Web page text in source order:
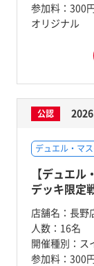
参加料： 300
オリジナル
公認
デュエル・マ
【デュエ
デッキ限定
店舗名： 長野
人数： 16名
開催種別： ス
参加料： 300